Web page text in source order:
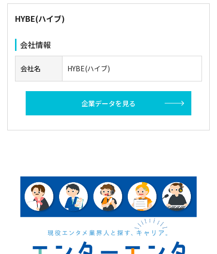
HYBE(ハイブ)
会社情報
会社名 HYBE(ハイブ)
企業データを見る